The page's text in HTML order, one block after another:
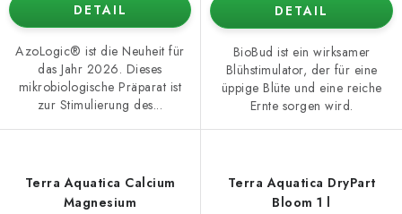
DETAIL
AzoLogic® ist die Neuheit für
das Jahr 2026. Dieses
mikrobiologische Präparat ist
zur Stimulierung des...
DETAIL
BioBud ist ein wirksamer
Blühstimulator, der für eine
üppige Blüte und eine reiche
Ernte sorgen wird.
Terra Aquatica Calcium
Magnesium
Terra Aquatica DryPart
Bloom 1 l